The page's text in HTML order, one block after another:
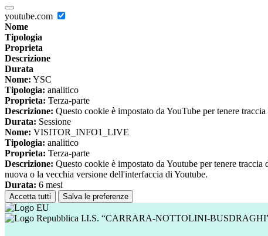
youtube.com
Nome
Tipologia
Proprieta
Descrizione
Durata
Nome: YSC
Tipologia: analitico
Proprieta: Terza-parte
Descrizione: Questo cookie è impostato da YouTube per tenere
Durata: Sessione
Nome: VISITOR_INFO1_LIVE
Tipologia: analitico
Proprieta: Terza-parte
Descrizione: Questo cookie è impostato da Youtube per tenere
nuova o la vecchia versione dell'interfaccia di Youtube.
Durata: 6 mesi
Accetta tutti Salva le preferenze
I.I.S. “CARRARA-NOTTOLINI-